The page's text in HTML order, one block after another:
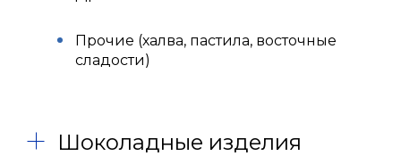
Прочие (халва, пастила, восточные
сладости)
Шоколадные изделия